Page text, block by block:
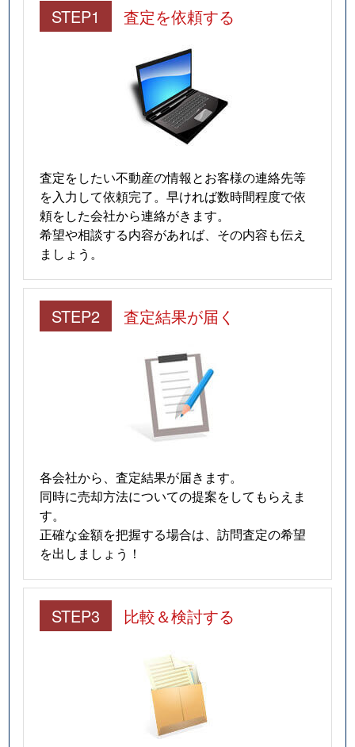
STEP1 査定を依頼する
査定をしたい不動産の情報とお客様の連絡先等
を入力して依頼完了。早ければ数時間程度で依
頼をした会社から連絡がきます。
希望や相談する内容があれば、その内容も伝え
ましょう。
STEP2 査定結果が届く
各会社から、査定結果が届きます。
同時に売却方法についての提案をしてもらえま
す。
正確な金額を把握する場合は、訪問査定の希望
を出しましょう！
STEP3 比較＆検討する